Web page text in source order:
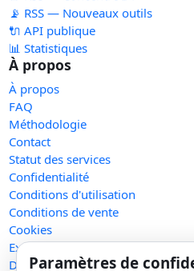
📡 RSS — Nouveaux outils
🔌 API publique
📊 Statistiques
À propos
À propos
FAQ
Méthodologie
Contact
Statut des services
Confidentialité
Conditions d'utilisation
Conditions de vente
Cookies
Exercer mes droits
Demande de retrait
Paramètres de